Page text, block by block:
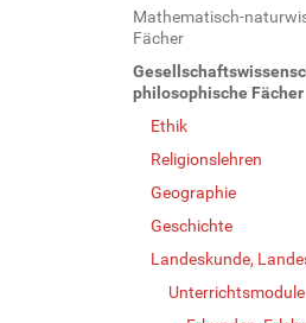
Mathematisch-
Fächer
philosophische Fächer
Ethik
Religionslehren
Geographie
Geschichte
Landeskunde,
Unterrichtsmodule